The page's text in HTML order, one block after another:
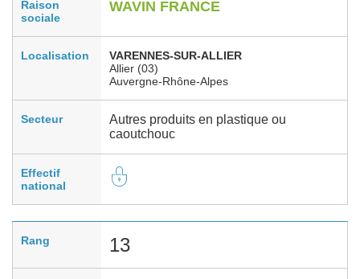
Raison
sociale
WAVIN FRANCE
Localisation
VARENNES-SUR-ALLIER
Allier (03)
Auvergne-Rhône-Alpes
Secteur
Autres produits en plastique ou
caoutchouc
Effectif
national
Rang 13